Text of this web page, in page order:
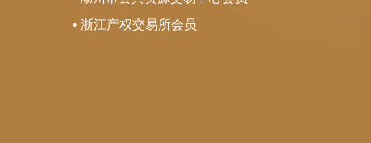
• 浙江产权交易所会员